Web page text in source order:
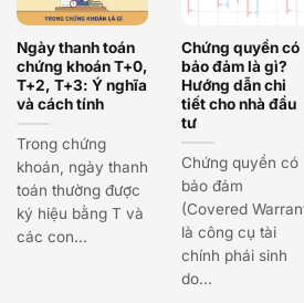
Ngày thanh toán
chứng khoán T+0,
T+2, T+3: Ý nghĩa
và cách tính
Trong chứng
khoán, ngày thanh
toán thường được
ký hiệu bằng T và
các con...
Chứng quyền có
bảo đảm là gì?
Hướng dẫn chi
tiết cho nhà đầu
tư
Chứng quyền có
bảo đảm
(Covered
là công cụ tài
chính phái sinh
do...